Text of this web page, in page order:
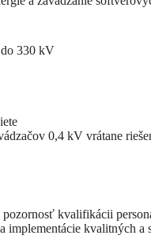
do 330 kV
0,4 kV vrátane
kvalifikácii
implementácie kvalitných